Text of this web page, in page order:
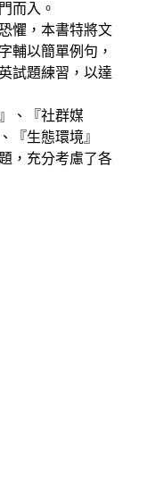
而入。
懼，本書特將文
輔以簡單例句，
試題練習，以達
、『社群媒
『生態環境』
，充分考慮了各